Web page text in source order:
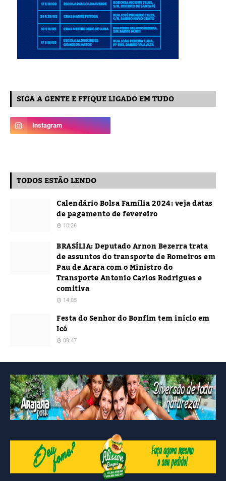
SIGA A GENTE E FFIQUE LIGADO EM TUDO
TODOS ESTÃO LENDO
Calendário Bolsa Família 2024: veja datas
de pagamento de fevereiro
10:26
BRASÍLIA: Deputado Arnon Bezerra trata
de assuntos do transporte de Romeiros em
Pau de Arara com o Ministro do
Transporte Antonio Carlos Rodrigues e
comitiva
14:05
Festa do Senhor do Bonfim tem início em
Icó
08:47